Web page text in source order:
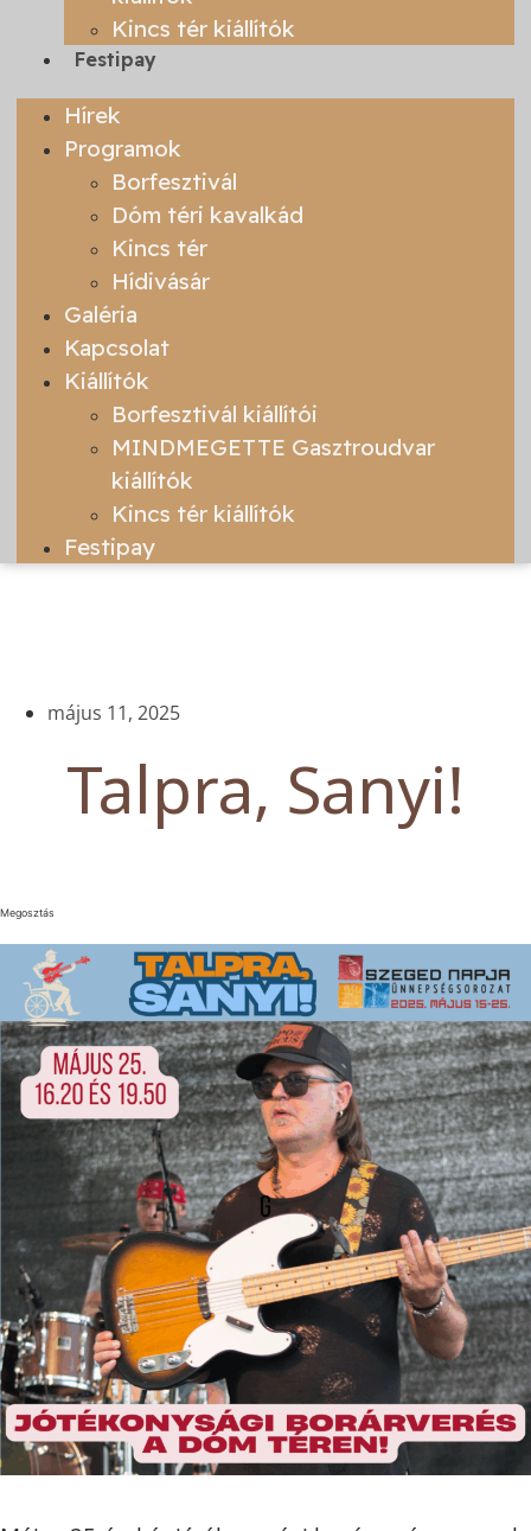
Kincs tér kiállítók
Festipay
Hírek
Programok
Borfesztivál
Dóm téri kavalkád
Kincs tér
Hídivásár
Galéria
Kapcsolat
Kiállítók
Borfesztivál kiállítói
MINDMEGETTE Gasztroudvar
kiállítók
Kincs tér kiállítók
Festipay
május 11, 2025
Talpra, Sanyi!
Megosztás